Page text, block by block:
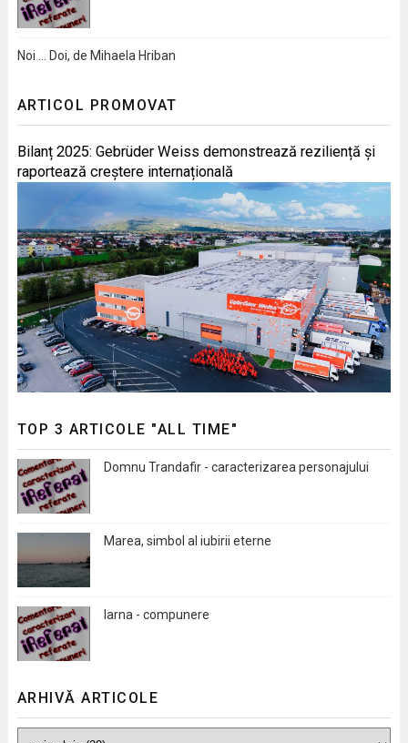
Noi … Doi, de Mihaela Hriban
ARTICOL PROMOVAT
Bilanț 2025: Gebrüder Weiss demonstrează reziliență și
raportează creștere internațională
TOP 3 ARTICOLE "ALL TIME"
Domnu Trandafir - caracterizarea personajului
Marea, simbol al iubirii eterne
Iarna - compunere
ARHIVĂ ARTICOLE